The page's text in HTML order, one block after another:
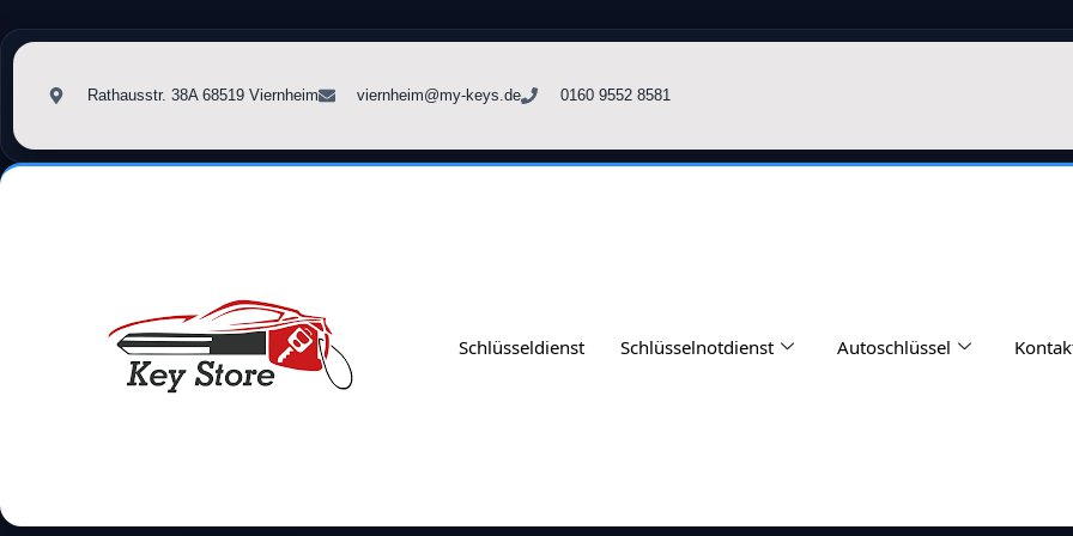
Rathausstr. 38A 68519 Viernheim viernheim@my-keys.de 0160 9552 8581
Schlüsseldienst Schlüsselnotdienst Autoschlüssel